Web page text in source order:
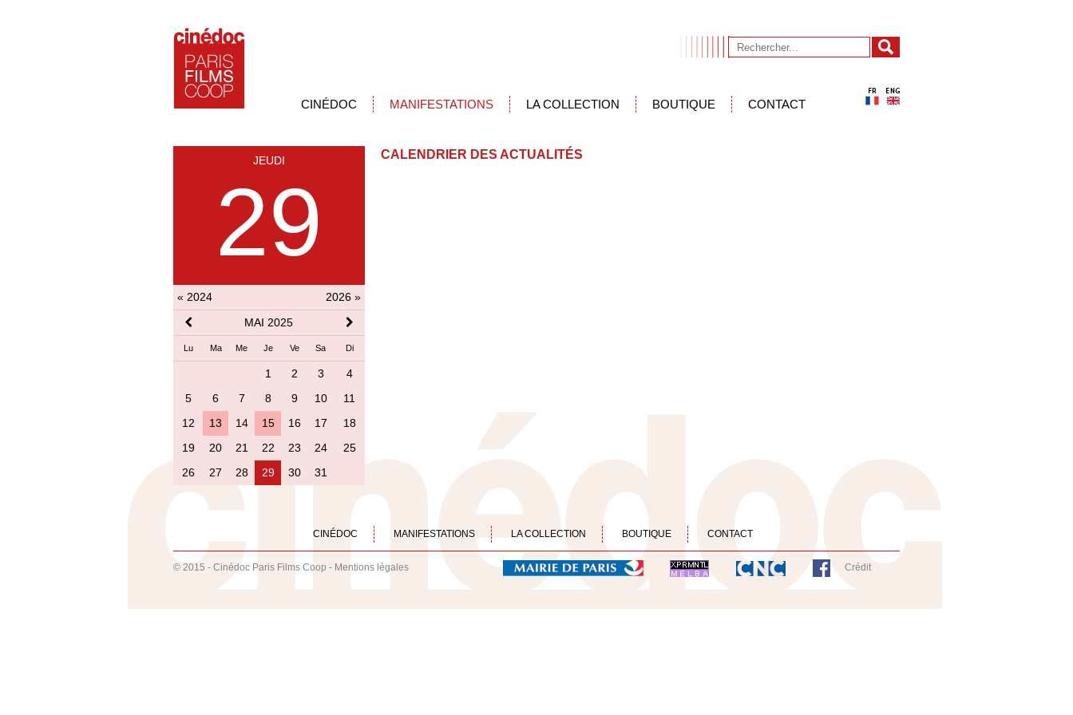
CINÉDOC MANIFESTATIONS LA COLLECTION BOUTIQUE CONTACT
JEUDI
29
« 2024
2026 »
MAI 2025
Lu Ma Me Je Ve Sa Di
1 2 3
4
5
6 7 8 9 10
11
12
13 14 15 16 17
18
19
20 21 22 23 24
25
26
27 28 29 30 31
CALENDRIER DES ACTUALITÉS
CINÉDOC MANIFESTATIONS LA COLLECTION BOUTIQUE CONTACT
© 2015 - Cinédoc Paris Films Coop - Mentions légales Crédit